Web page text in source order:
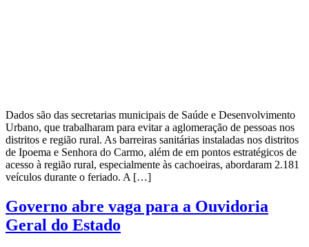
Dados são das secretarias municipais de Saúde e Desenvolvimento
Urbano, que trabalharam para evitar a aglomeração de pessoas nos
distritos e região rural. As barreiras sanitárias instaladas nos distritos
de Ipoema e Senhora do Carmo, além de em pontos estratégicos de
acesso à região rural, especialmente às cachoeiras, abordaram 2.181
veículos durante o feriado. A […]
Governo abre vaga para a Ouvidoria
Geral do Estado